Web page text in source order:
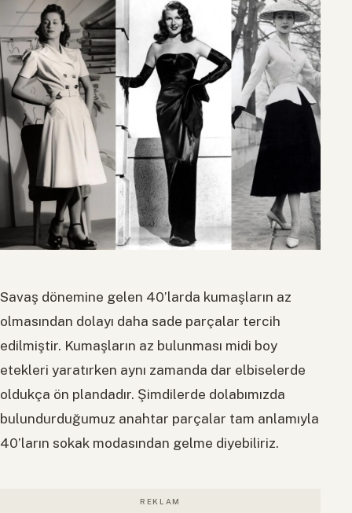
Savaş dönemine gelen 40’larda kumaşların az
olmasından dolayı daha sade parçalar tercih
edilmiştir. Kumaşların az bulunması midi boy
etekleri yaratırken aynı zamanda dar elbiselerde
oldukça ön plandadır. Şimdilerde dolabımızda
bulundurduğumuz anahtar parçalar tam anlamıyla
40’ların sokak modasından gelme diyebiliriz.